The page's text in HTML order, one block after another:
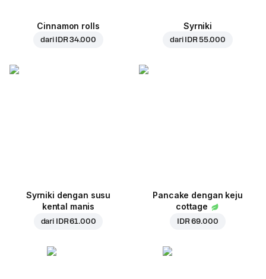
Cinnamon rolls
dari IDR 34.000
Syrniki
dari IDR 55.000
Syrniki dengan susu
kental manis
dari IDR 61.000
Pancake dengan keju
cottage
IDR 69.000